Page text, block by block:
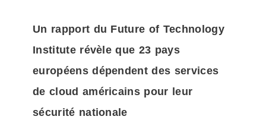
Un rapport du Future of Technology
Institute révèle que 23 pays
européens dépendent des services
de cloud américains pour leur
sécurité nationale